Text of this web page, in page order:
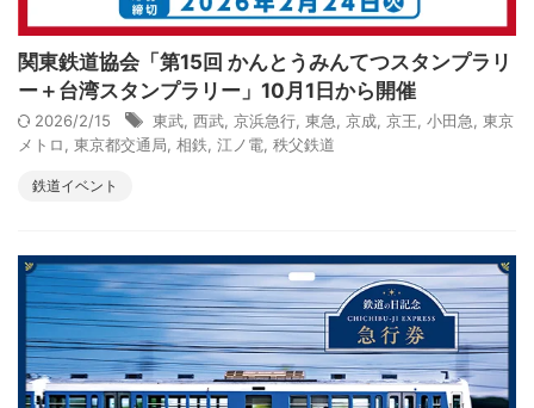
関東鉄道協会「第15回 かんとうみんてつスタンプラリ
ー＋台湾スタンプラリー」10月1日から開催
2026/2/15 東武 西武 京浜急行 東急 京成 京王 小田急
東京
メトロ
東京都交通局 相鉄 江ノ電 秩父鉄道
鉄道イベント